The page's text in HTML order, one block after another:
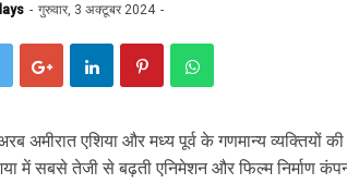
गुरुवार, 3 अक्टूबर 2024
अमीरात एशिया और मध्य पूर्व के गणमान्य व्यक्तियों
में सबसे तेजी से बढ़ती एनिमेशन और फिल्म निर्माण